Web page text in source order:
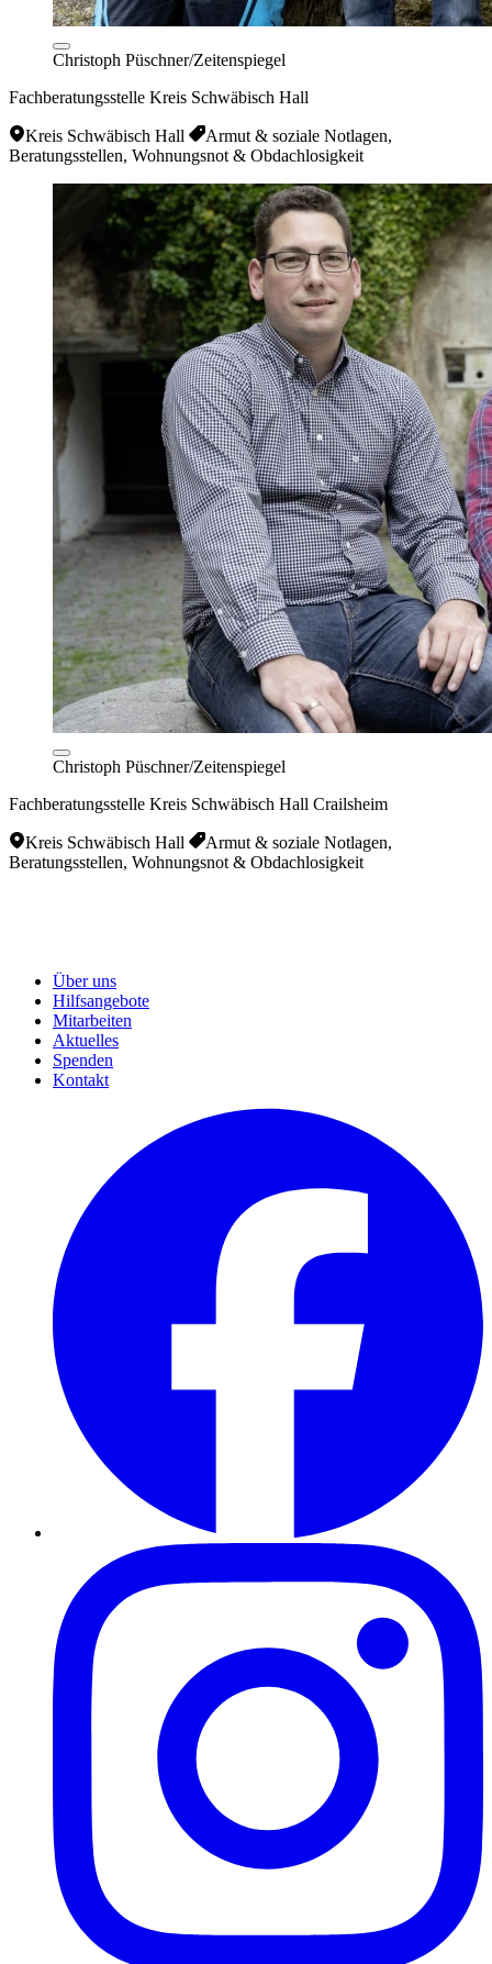
Christoph Püschner/Zeitenspiegel
Fachberatungsstelle Kreis Schwäbisch Hall
Kreis Schwäbisch Hall
Armut & soziale Notlagen,
Beratungsstellen, Wohnungsnot & Obdachlosigkeit
Christoph Püschner/Zeitenspiegel
Fachberatungsstelle Kreis Schwäbisch Hall Crailsheim
Kreis Schwäbisch Hall
Armut & soziale Notlagen,
Beratungsstellen, Wohnungsnot & Obdachlosigkeit
Über uns
Hilfsangebote
Mitarbeiten
Aktuelles
Spenden
Kontakt